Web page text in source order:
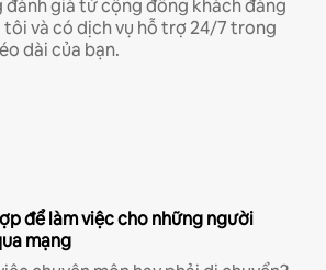
đánh giá từ cộng đồng khách đáng
và có dịch vụ hỗ trợ 24/7 trong
dài của bạn.
để làm việc cho những người
mạng